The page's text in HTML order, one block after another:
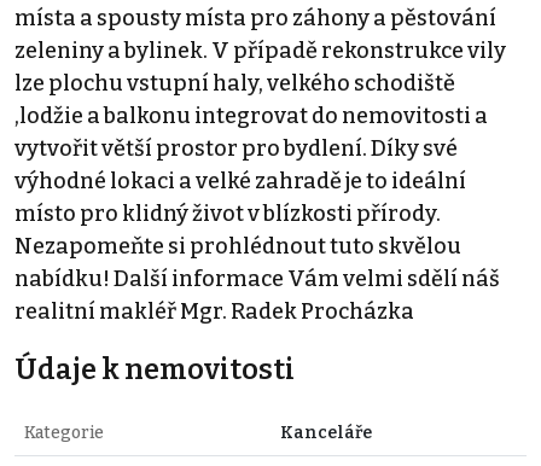
místa a spousty místa pro záhony a pěstování
zeleniny a bylinek. V případě rekonstrukce vily
lze plochu vstupní haly, velkého schodiště
,lodžie a balkonu integrovat do nemovitosti a
vytvořit větší prostor pro bydlení. Díky své
výhodné lokaci a velké zahradě je to ideální
místo pro klidný život v blízkosti přírody.
Nezapomeňte si prohlédnout tuto skvělou
nabídku! Další informace Vám velmi sdělí náš
realitní makléř Mgr. Radek Procházka
Údaje k nemovitosti
Kategorie Kanceláře